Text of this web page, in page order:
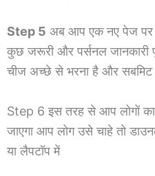
Step 5 अब आप एक नए पेज पर
कुछ जरूरी और पर्सनल
चीज अच्छे से भरना है और
Step 6 इस तरह से आप लोगों का
जाएगा आप लोग उसे चाहे तो
या लैपटॉप में